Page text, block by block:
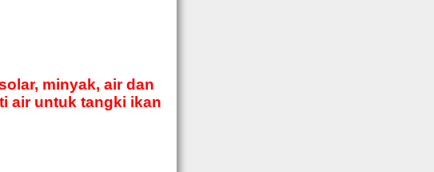
minyak, air dan
air untuk tangki ikan